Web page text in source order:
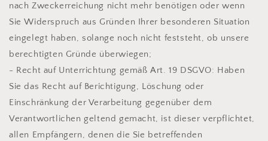
nach Zweckerreichung nicht mehr benötigen oder wenn
Sie Widerspruch aus Gründen Ihrer besonderen Situation
eingelegt haben, solange noch nicht feststeht, ob unsere
berechtigten Gründe überwiegen;
- Recht auf Unterrichtung gemäß Art. 19 DSGVO: Haben
Sie das Recht auf Berichtigung, Löschung oder
Einschränkung der Verarbeitung gegenüber dem
Verantwortlichen geltend gemacht, ist dieser verpflichtet,
allen Empfängern, denen die Sie betreffenden